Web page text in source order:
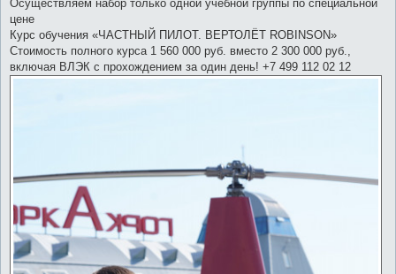
и
е
Осуществляем набор только одной учебной группы по специальной
цене
Курс обучения «ЧАСТНЫЙ ПИЛОТ. ВЕРТОЛЁТ ROBINSON»
Стоимость полного курса 1 560 000 руб. вместо 2 300 000 руб.,
включая ВЛЭК с прохождением за один день! +7 499 112 02 12